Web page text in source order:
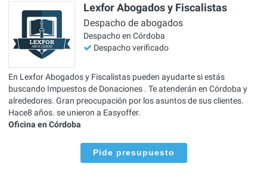
Lexfor Abogados y Fiscalistas
Despacho de abogados
Despacho en Córdoba
Despacho verificado
En Lexfor Abogados y Fiscalistas pueden ayudarte si estás
buscando Impuestos de Donaciones . Te atenderán en Córdoba y
alrededores. Gran preocupación por los asuntos de sus clientes.
Hace8 años. se unieron a Easyoffer.
Oficina en Córdoba
Pide presupuesto